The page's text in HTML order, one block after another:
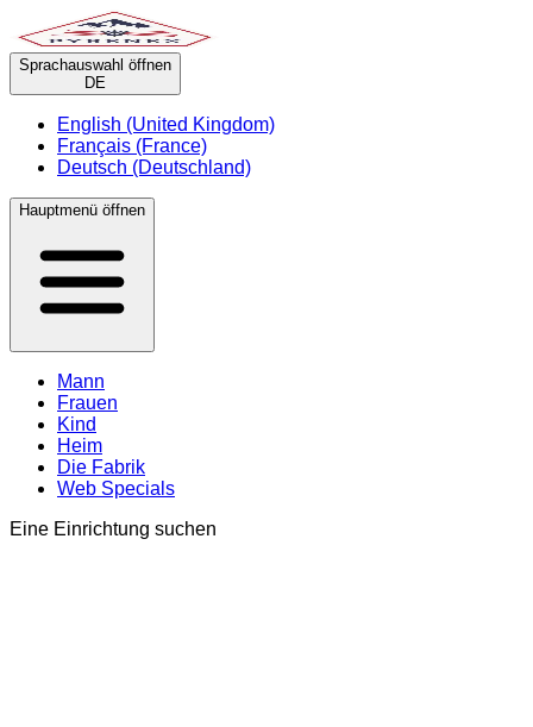
Sprachauswahl öffnen
DE
English (United Kingdom)
Français (France)
Deutsch (Deutschland)
Hauptmenü öffnen
Mann
Frauen
Kind
Heim
Die Fabrik
Web Specials
Eine Einrichtung suchen